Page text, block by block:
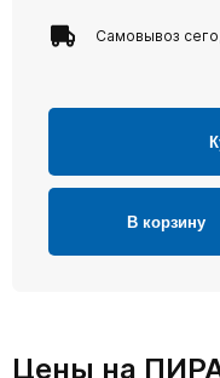
Самовывоз
В корзину
Цены на